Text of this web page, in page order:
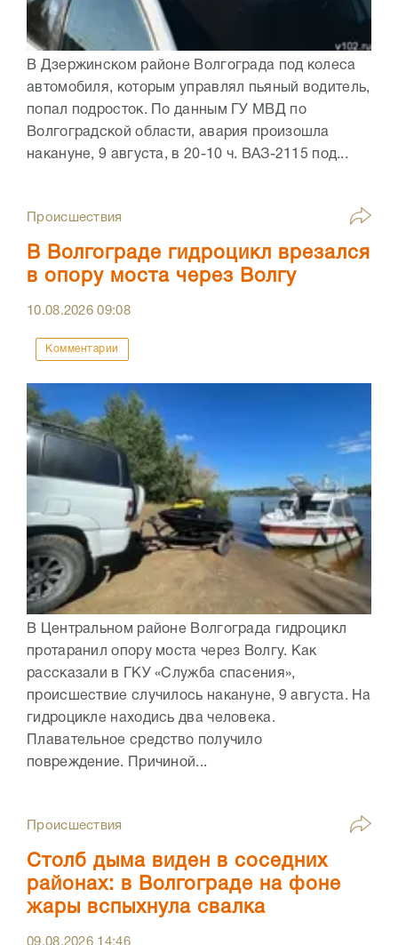
В Дзержинском районе Волгограда под колеса
автомобиля, которым управлял пьяный водитель,
попал подросток. По данным ГУ МВД по
Волгоградской области, авария произошла
накануне, 9 августа, в 20-10 ч. ВАЗ-2115 под...
Происшествия
В Волгограде гидроцикл врезался
в опору моста через Волгу
10.08.202609:08
Комментарии
В Центральном районе Волгограда гидроцикл
протаранил опору моста через Волгу. Как
рассказали в ГКУ «Служба спасения»,
происшествие случилось накануне, 9 августа. На
гидроцикле находись два человека.
Плавательное средство получило
повреждение. Причиной...
Происшествия
Столб дыма виден в соседних
районах: в Волгограде на фоне
жары вспыхнула свалка
09.08.2026 14:46